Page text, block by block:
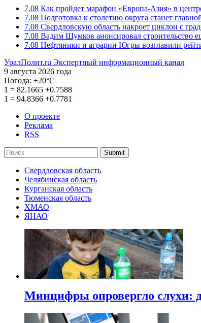
7.08 Как пройдет марафон «Европа-Азия» в
7.08 Подготовка к столетию округа станет
7.08 Свердловскую область накроет циклон с
7.08 Вадим Шумков анонсировал строительство
7.08 Нефтяники и аграрии Югры возглавили
УралПолит.ru Экспертный информационный канал
9 августа 2026 года
Погода: +20°С
1 = 82.1665 +0.7588
1 = 94.8366 +0.7781
О проекте
Реклама
RSS
Submit
Свердловская область
Челябинская область
Курганская область
Тюменская область
ХМАО
ЯНАО
Минцифры опровергло слухи: